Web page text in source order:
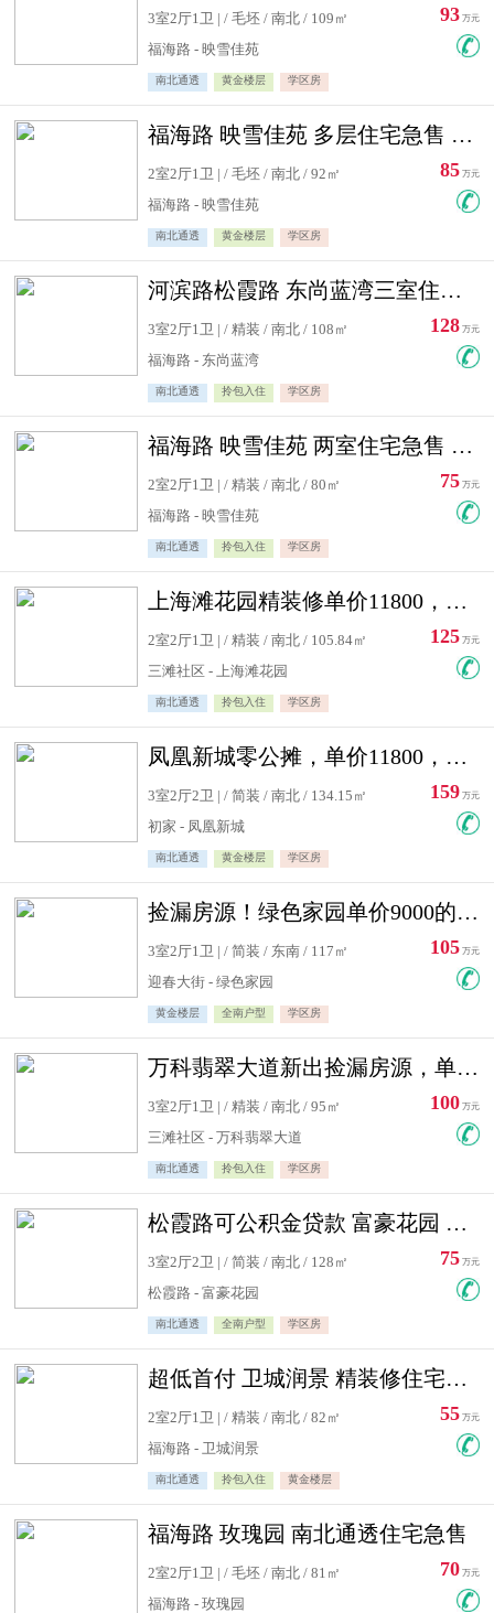
3室2厅1卫 | / 毛坯 / 南北 / 109㎡
福海路 - 映雪佳苑
南北通透 黄金楼层 学区房
93 万元
福海路 映雪佳苑 多层住宅急售 可公积金贷款
2室2厅1卫 | / 毛坯 / 南北 / 92㎡
福海路 - 映雪佳苑
南北通透 黄金楼层 学区房
85 万元
河滨路松霞路 东尚蓝湾三室住宅急售
3室2厅1卫 | / 精装 / 南北 / 108㎡
福海路 - 东尚蓝湾
南北通透 拎包入住 学区房
128 万元
福海路 映雪佳苑 两室住宅急售 可公积金贷款
2室2厅1卫 | / 精装 / 南北 / 80㎡
福海路 - 映雪佳苑
南北通透 拎包入住 学区房
75 万元
上海滩花园精装修单价11800，价格最低的两居室，无敌视野
2室2厅1卫 | / 精装 / 南北 / 105.84㎡
三滩社区 - 上海滩花园
南北通透 拎包入住 学区房
125 万元
凤凰新城零公摊，单价11800，白银楼层，一个车库另算
3室2厅2卫 | / 简装 / 南北 / 134.15㎡
初家 - 凤凰新城
南北通透 黄金楼层 学区房
159 万元
捡漏房源！绿色家园单价9000的大三居，实验小学永明双学区
3室2厅1卫 | / 简装 / 东南 / 117㎡
迎春大街 - 绿色家园
黄金楼层 全南户型 学区房
105 万元
万科翡翠大道新出捡漏房源，单价10500精装修
3室2厅1卫 | / 精装 / 南北 / 95㎡
三滩社区 - 万科翡翠大道
南北通透 拎包入住 学区房
100 万元
松霞路可公积金贷款 富豪花园 复式住宅急售送小棚
3室2厅2卫 | / 简装 / 南北 / 128㎡
松霞路 - 富豪花园
南北通透 全南户型 学区房
75 万元
超低首付 卫城润景 精装修住宅急售 可公积金贷款
2室2厅1卫 | / 精装 / 南北 / 82㎡
福海路 - 卫城润景
南北通透 拎包入住 黄金楼层
55 万元
福海路 玫瑰园 南北通透住宅急售
2室2厅1卫 | / 毛坯 / 南北 / 81㎡
福海路 - 玫瑰园
70 万元